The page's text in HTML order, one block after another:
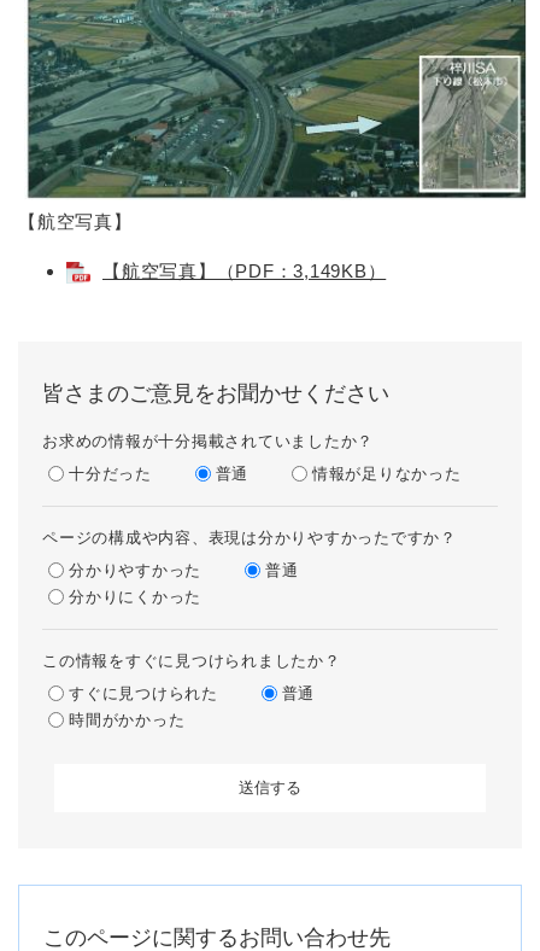
【航空写真】
【航空写真】（PDF：3,149KB）
皆さまのご意見をお聞かせください
お求めの情報が十分掲載されていましたか？
十分だった
普通 情報が足りなかった
ページの構成や内容、表現は分かりやすかったですか？
分かりやすかった
普通
分かりにくかった
この情報をすぐに見つけられましたか？
すぐに見つけられた
普通
時間がかかった
このページに関するお問い合わせ先